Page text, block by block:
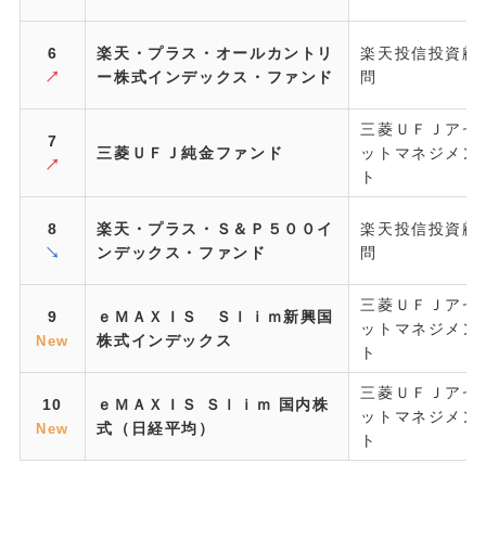
6
↗
楽天・プラス・オールカントリ
ー株式インデックス・ファンド
楽天投信投資顧
問
7
↗
三菱ＵＦＪ純金ファンド
三菱ＵＦＪアセ
ットマネジメン
ト
8
↘
楽天・プラス・Ｓ＆Ｐ５００イ
ンデックス・ファンド
楽天投信投資顧
問
9
New
ｅＭＡＸＩＳ Ｓｌｉｍ新興国
株式インデックス
三菱ＵＦＪアセ
ットマネジメン
ト
10
New
ｅＭＡＸＩＳ Ｓｌｉｍ 国内株
式（日経平均）
三菱ＵＦＪアセ
ットマネジメン
ト